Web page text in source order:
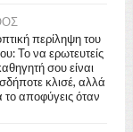
περίληψη του
Το να ερωτευτείς
σου είναι
κλισέ, αλλά
αποφύγεις όταν